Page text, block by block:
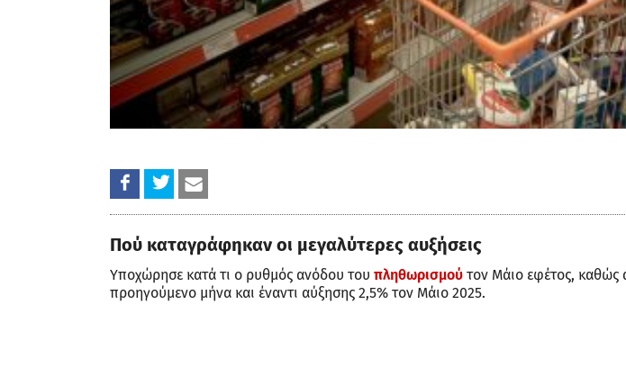
Πού καταγράφηκαν οι μεγαλύτερες αυξήσεις
Υποχώρησε κατά τι ο ρυθμός ανόδου του πληθωρισμού τον Μάιο εφέτος, καθώς
προηγούμενο μήνα και έναντι αύξησης 2,5% τον Μάιο 2025.